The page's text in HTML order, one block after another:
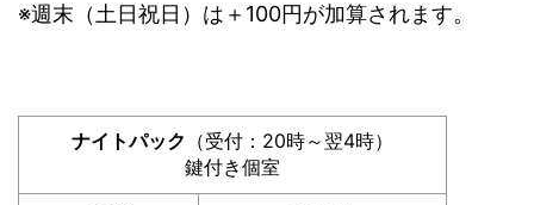
※週末（土日祝日）は＋100円が加算されます。
ナイトパック （受付：20時～翌4時）
鍵付き個室